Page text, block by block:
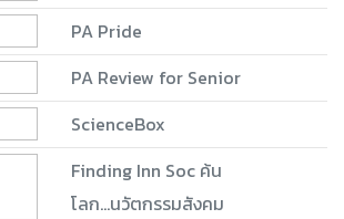
PA Pride
PA Review for Senior
ScienceBox
Finding Inn Soc ค้น
โลก...นวัตกรรมสังคม